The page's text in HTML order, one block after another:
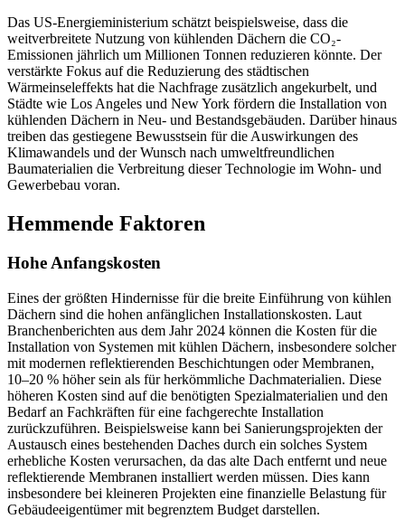
Das US-Energieministerium schätzt beispielsweise, dass die
weitverbreitete Nutzung von kühlenden Dächern die CO₂-
Emissionen jährlich um Millionen Tonnen reduzieren könnte. Der
verstärkte Fokus auf die Reduzierung des städtischen
Wärmeinseleffekts hat die Nachfrage zusätzlich angekurbelt, und
Städte wie Los Angeles und New York fördern die Installation von
kühlenden Dächern in Neu- und Bestandsgebäuden. Darüber hinaus
treiben das gestiegene Bewusstsein für die Auswirkungen des
Klimawandels und der Wunsch nach umweltfreundlichen
Baumaterialien die Verbreitung dieser Technologie im Wohn- und
Gewerbebau voran.
Hemmende Faktoren
Hohe Anfangskosten
Eines der größten Hindernisse für die breite Einführung von kühlen
Dächern sind die hohen anfänglichen Installationskosten. Laut
Branchenberichten aus dem Jahr 2024 können die Kosten für die
Installation von Systemen mit kühlen Dächern, insbesondere solcher
mit modernen reflektierenden Beschichtungen oder Membranen,
10–20 % höher sein als für herkömmliche Dachmaterialien. Diese
höheren Kosten sind auf die benötigten Spezialmaterialien und den
Bedarf an Fachkräften für eine fachgerechte Installation
zurückzuführen. Beispielsweise kann bei Sanierungsprojekten der
Austausch eines bestehenden Daches durch ein solches System
erhebliche Kosten verursachen, da das alte Dach entfernt und neue
reflektierende Membranen installiert werden müssen. Dies kann
insbesondere bei kleineren Projekten eine finanzielle Belastung für
Gebäudeeigentümer mit begrenztem Budget darstellen.